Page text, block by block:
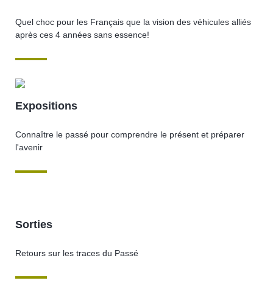
Quel choc pour les Français que la vision des véhicules alliés
après ces 4 années sans essence!
Expositions
Connaître le passé pour comprendre le présent et préparer
l'avenir
Sorties
Retours sur les traces du Passé